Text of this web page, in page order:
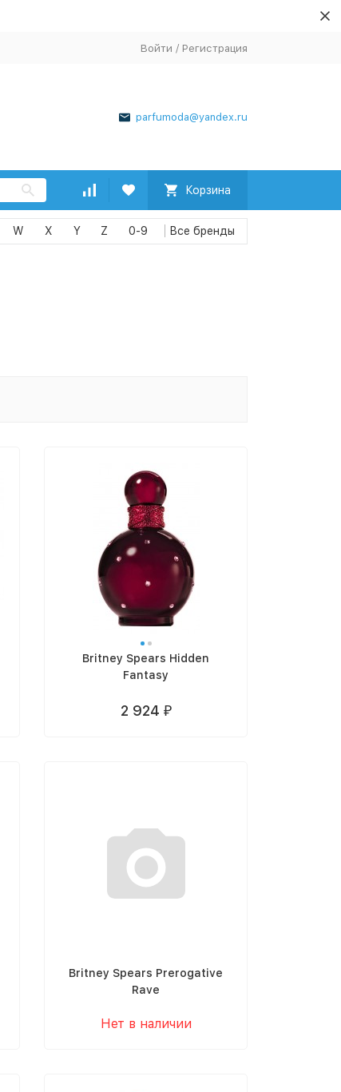
Войти / Регистрация
parfumoda@yandex.ru
Корзина
W X Y Z 0-9
Britney Spears Hidden
Fantasy
2 924 ₽
Britney Spears Prerogative
Rave
Нет в наличии